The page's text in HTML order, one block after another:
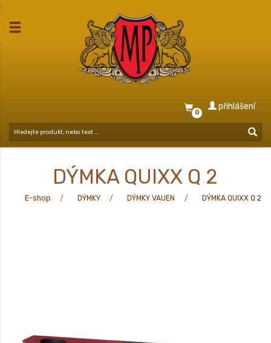
0
přihlášení
DÝMKA QUIXX Q 2
E-shop DÝMKY DÝMKY VAUEN DÝMKA QUIXX Q 2